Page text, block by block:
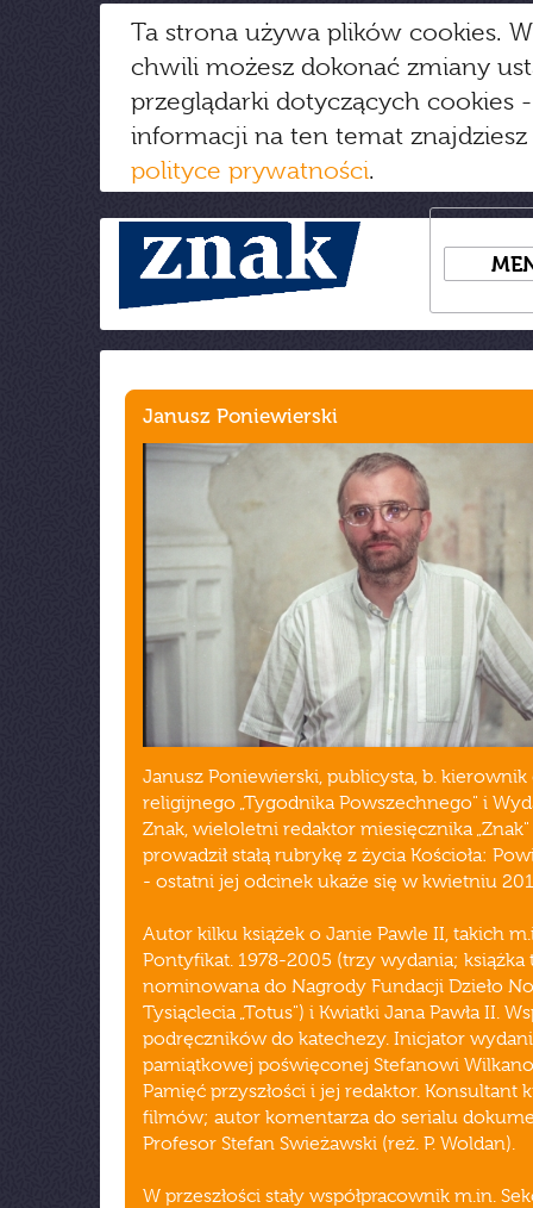
Ta strona używa plików cookies.
chwili możesz dokonać zmiany
przeglądarki dotyczących cookies
informacji na ten temat
polityce prywatności.
Janusz Poniewierski
Janusz Poniewierski, publicysta, b. kierownik
religijnego „Tygodnika Powszechnego" i
Znak, wieloletni redaktor miesięcznika
prowadził stałą rubrykę z życia Kościoła:
- ostatni jej odcinek ukaże się w kwietniu
Autor kilku książek o Janie Pawle II, takich
Pontyfikat. 1978-2005 (trzy wydania; książka
nominowana do Nagrody Fundacji Dzieło
Tysiąclecia „Totus") i Kwiatki Jana Pawła II.
podręczników do katechezy. Inicjator
pamiątkowej poświęconej Stefanowi
Pamięć przyszłości i jej redaktor. Konsultant
filmów; autor komentarza do serialu
Profesor Stefan Swieżawski (reż. P. Woldan).
W przeszłości stały współpracownik m.in.